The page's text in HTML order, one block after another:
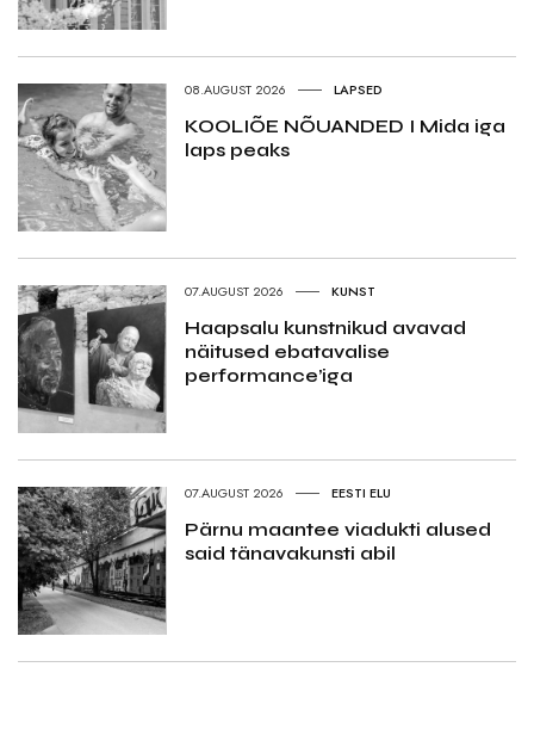
08.AUGUST 2026 LAPSED
KOOLIÕE NÕUANDED I Mida iga
laps peaks
07.AUGUST 2026 KUNST
Haapsalu kunstnikud avavad
näitused ebatavalise
performance’iga
07.AUGUST 2026 EESTI ELU
Pärnu maantee viadukti alused
said tänavakunsti abil